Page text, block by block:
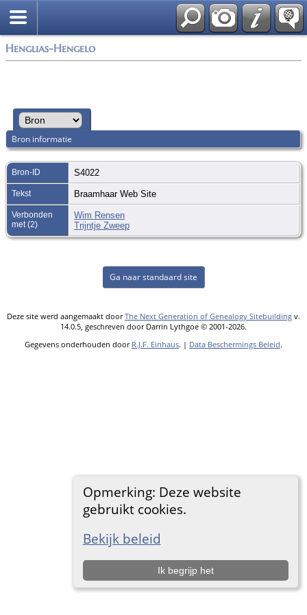
Henglias-Hengelo
Opmerking: Deze website
gebruikt cookies.
Bekijk beleid
Ik begrijp het
Bron informatie
Bron-ID S4022
Tekst Braamhaar Web Site
Verbonden
met (2)
Wim Rensen
Trijntje Zweep
Ga naar standaard site
Deze site werd aangemaakt doorThe Next Generation of Genealogy Sitebuilding v.
14.0.5, geschreven door Darrin Lythgoe © 2001-2026.
Gegevens onderhouden door R.J.F. Einhaus. | Data Beschermings Beleid.